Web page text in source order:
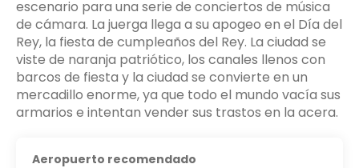
escenario para una serie de conciertos de música
de cámara. La juerga llega a su apogeo en el Día del
Rey, la fiesta de cumpleaños del Rey. La ciudad se
viste de naranja patriótico, los canales llenos con
barcos de fiesta y la ciudad se convierte en un
mercadillo enorme, ya que todo el mundo vacía sus
armarios e intentan vender sus trastos en la acera.
Aeropuerto recomendado